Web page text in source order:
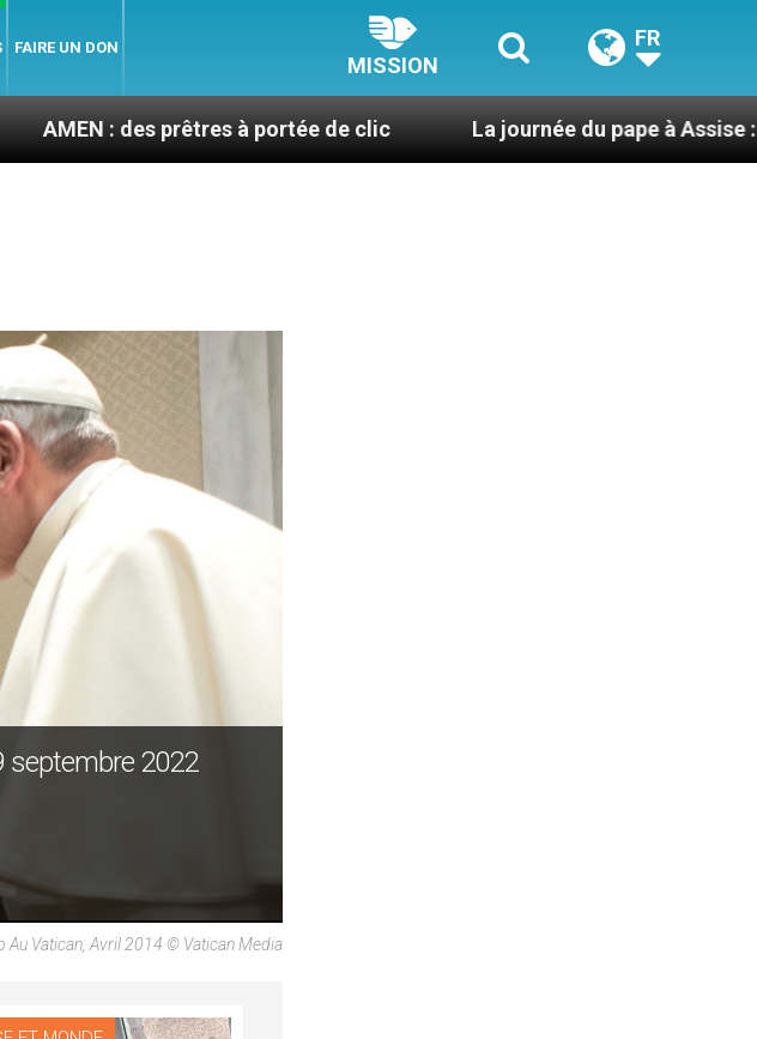
FAIRE UN DON
MISSION
FR
prêtres à portée de clic La journée du pape à Assise : « Allons-y !
septembre 2022
Au Vatican, Avril 2014 © Vatican Media